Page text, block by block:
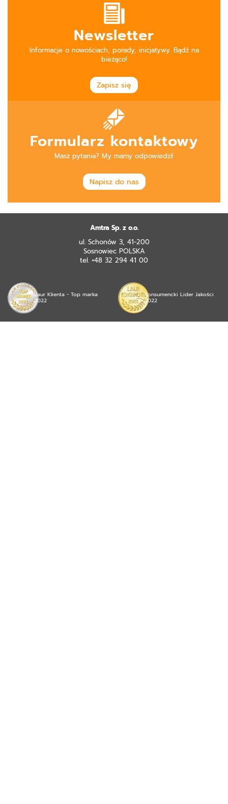
Newsletter
Informacje o nowościach, porady, inicjatywy. Bądź na
bieżąco!
Zapisz się
Formularz kontaktowy
Masz pytania? My mamy odpowiedzi!
Napisz do nas
Amtra Sp. z o.o.
ul. Schonów 3, 41-200
Sosnowiec POLSKA
tel. +48 32 294 41 00
Laur Klienta - Top marka
2022
Konsumencki Lider Jakości
2022